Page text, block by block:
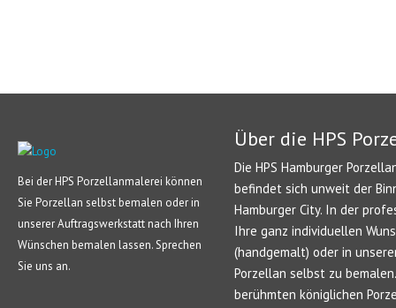
Bei der HPS Porzellanmalerei können
Sie Porzellan selbst bemalen oder in
unserer Auftragswerkstatt nach Ihren
Wünschen bemalen lassen. Sprechen
Sie uns an.
Über die HPS
Die HPS Hamburger
befindet sich unweit der
Hamburger City. In der
Ihre ganz individuellen
(handgemalt) oder in
Porzellan selbst zu
berühmten königlichen